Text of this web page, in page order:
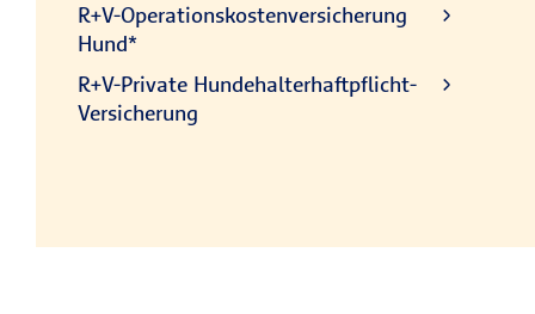
R+V-Operationskostenversicherung
Hund*
R+V-Private Hundehalterhaftpflicht-
Versicherung